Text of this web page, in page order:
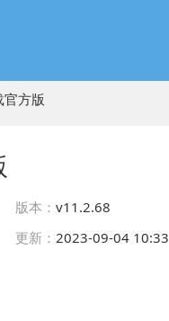
方版
版本： v11.2.68
更新： 2023-09-04 10:33